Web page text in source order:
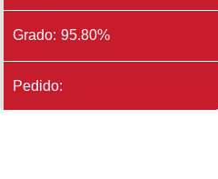
Grado: 95.80%
Pedido: